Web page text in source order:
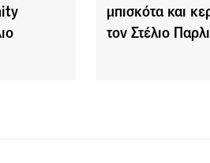
μπισκότα και
τον Στέλιο